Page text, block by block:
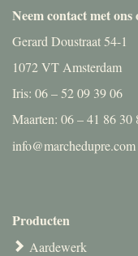
Neem contact met ons
Gerard Doustraat 54-1
1072 VT Amsterdam
Iris: 06 – 52 09 39 06
Maarten: 06 – 41 86 30
info@marchedupre.com
Producten
Aardewerk